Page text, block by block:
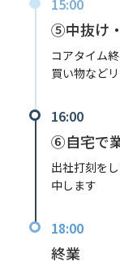
15:00
⑤中抜け
コアタイム
買い物など
16:00
⑥自宅で
出社打刻を
中します
18:00
終業